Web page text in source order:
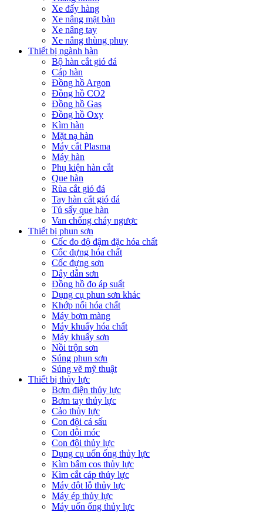
Xe đẩy hàng
Xe nâng mặt bàn
Xe nâng tay
Xe nâng thùng phuy
Thiết bị ngành hàn
Bộ hàn cắt gió đá
Cáp hàn
Đồng hồ Argon
Đồng hồ CO2
Đồng hồ Gas
Đồng hồ Oxy
Kìm hàn
Mặt nạ hàn
Máy cắt Plasma
Máy hàn
Phụ kiện hàn cắt
Que hàn
Rùa cắt gió đá
Tay hàn cắt gió đá
Tủ sấy que hàn
Van chống cháy ngược
Thiết bị phun sơn
Cốc đo độ đậm đặc hóa chất
Cốc đựng hóa chất
Cốc đựng sơn
Dây dẫn sơn
Đồng hồ đo áp suất
Dụng cụ phun sơn khác
Khớp nối hóa chất
Máy bơm màng
Máy khuấy hóa chất
Máy khuấy sơn
Nồi trộn sơn
Súng phun sơn
Súng vẽ mỹ thuật
Thiết bị thủy lực
Bơm điện thủy lực
Bơm tay thủy lực
Cảo thủy lực
Con đội cá sấu
Con đội móc
Con đội thủy lực
Dụng cụ uốn ống thủy lực
Kìm bấm cos thủy lực
Kìm cắt cáp thủy lực
Máy đột lỗ thủy lực
Máy ép thủy lực
Máy uốn ống thủy lực